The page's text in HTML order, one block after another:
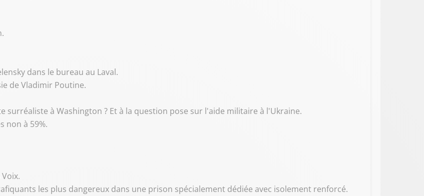
dans le bureau au Laval.
de Vladimir Poutine.
surréaliste à Washington ? Et à la question pose sur l'aide militaire à l'Ukraine.
non à 59%.
les plus dangereux dans une prison spécialement dédiée avec isolement renforcé.